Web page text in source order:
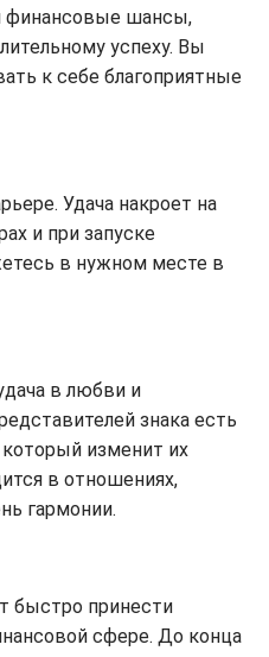
финансовые шансы,
успеху. Вы
к себе благоприятные
Удача накроет на
и при запуске
в нужном месте в
в любви и
знака есть
изменит их
в отношениях,
гармонии.
быстро принести
сфере. До конца